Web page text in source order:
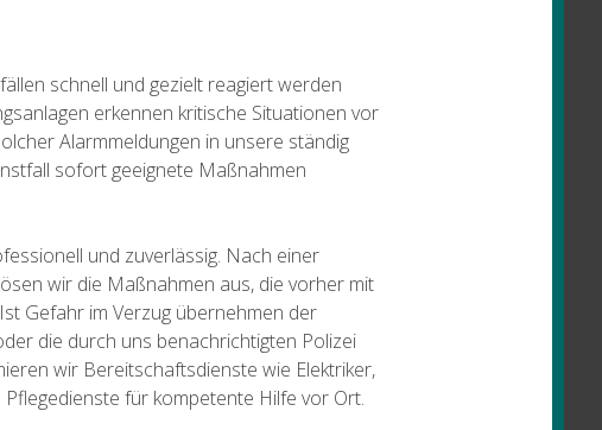
schnell und gezielt reagiert werden
erkennen kritische Situationen vor
Alarmmeldungen in unsere ständig
sofort geeignete Maßnahmen
und zuverlässig. Nach einer
wir die Maßnahmen aus, die vorher mit
Gefahr im Verzug übernehmen der
die durch uns benachrichtigten Polizei
wir Bereitschaftsdienste wie Elektriker,
für kompetente Hilfe vor Ort.